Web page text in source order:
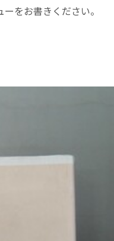
をお書きください。